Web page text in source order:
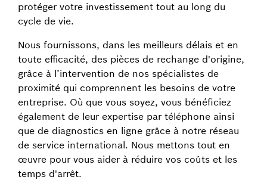
protéger votre investissement tout au long du
cycle de vie.
Nous fournissons, dans les meilleurs délais et en
toute efficacité, des pièces de rechange d'origine,
grâce à l’intervention de nos spécialistes de
proximité qui comprennent les besoins de votre
entreprise. Où que vous soyez, vous bénéficiez
également de leur expertise par téléphone ainsi
que de diagnostics en ligne grâce à notre réseau
de service international. Nous mettons tout en
œuvre pour vous aider à réduire vos coûts et les
temps d'arrêt.